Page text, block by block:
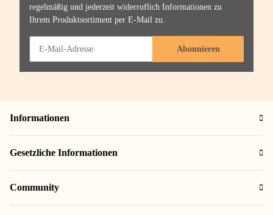
regelmäßig und jederzeit widerruflich Informationen zu
Ihrem Produktsortiment per E-Mail zu.
Abonnieren
Informationen
Gesetzliche Informationen
Community